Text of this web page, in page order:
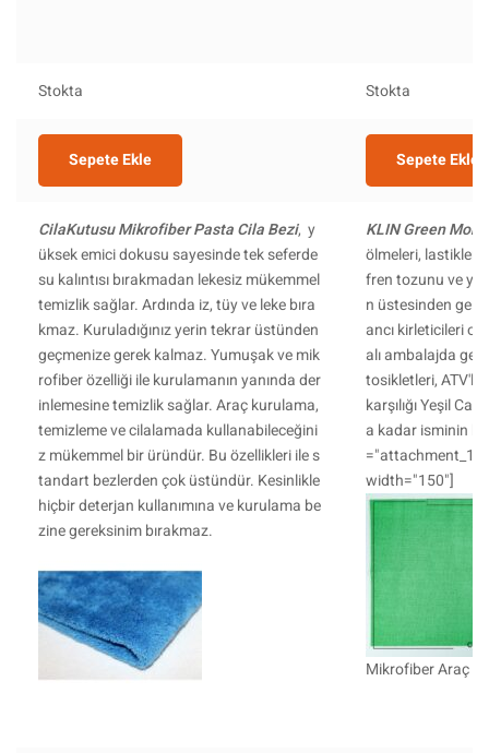
Stokta Stokta
Sepete Ekle Sepete Ekle
CilaKutusu Mikrofiber Pasta Cila Bezi, y
üksek emici dokusu sayesinde tek seferde
su kalıntısı bırakmadan lekesiz mükemmel
temizlik sağlar. Ardında iz, tüy ve leke bıra
kmaz. Kuruladığınız yerin tekrar üstünden
geçmenize gerek kalmaz. Yumuşak ve mik
rofiber özelliği ile kurulamanın yanında der
inlemesine temizlik sağlar. Araç kurulama,
temizleme ve cilalamada kullanabileceğini
z mükemmel bir üründür. Bu özellikleri ile s
tandart bezlerden çok üstündür. Kesinlikle
hiçbir deterjan kullanımına ve kurulama be
zine gereksinim bırakmaz.
KLIN Green
ölmeleri, lastikler
fren tozunu ve
n üstesinden
ancı kirleticileri
alı ambalajda
tosikletleri,
karşılığı Yeşil
a kadar isminin
width="150"]
Mikrofiber Araç